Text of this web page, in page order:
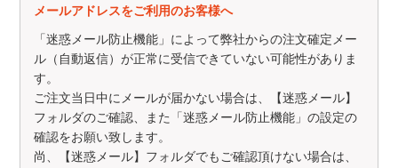
メールアドレスをご利用のお客様へ
「迷惑メール防止機能」によって弊社からの注文確定メー
ル（自動返信）が正常に受信できていない可能性がありま
す。
ご注文当日中にメールが届かない場合は、【迷惑メール】
フォルダのご確認、また「迷惑メール防止機能」の設定の
確認をお願い致します。
尚、【迷惑メール】フォルダでもご確認頂けない場合は、